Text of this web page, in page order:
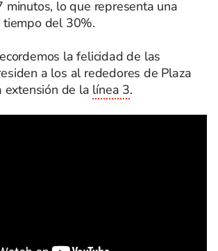
minutos, lo que representa una
tiempo del 30%.
la felicidad de las
a los al rededores de Plaza
extensión de la línea 3.